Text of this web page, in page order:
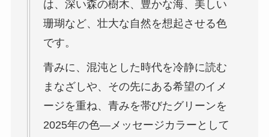
は、深い森の樹木、豊かな海、美しい
珊瑚など、壮大な自然を想起させる色
です。
青みに、混沌とした時代を冷静に読む
まなざしや、その先にある希望のイメ
ージを重ね、青みを帯びたグリーンを
2025年の色―メッセージカラーとして